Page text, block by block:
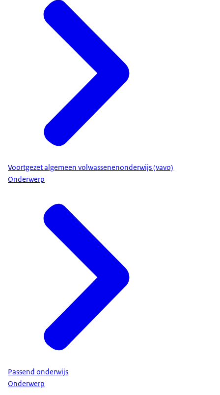
Voortgezet algemeen volwassenenonderwijs (vavo)
Onderwerp
Passend onderwijs
Onderwerp